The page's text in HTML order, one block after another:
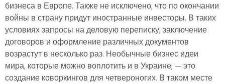
бизнеса в Европе. Также не исключено, что по окончании
войны в страну придут иностранные инвесторы. В таких
условиях запросы на деловую переписку, заключение
договоров и оформление различных документов
возрастут в несколько раз. Необычные бизнес идеи
мира, которые можно воплотить и в Украине, — это
создание коворкингов для четвероногих. В таком месте